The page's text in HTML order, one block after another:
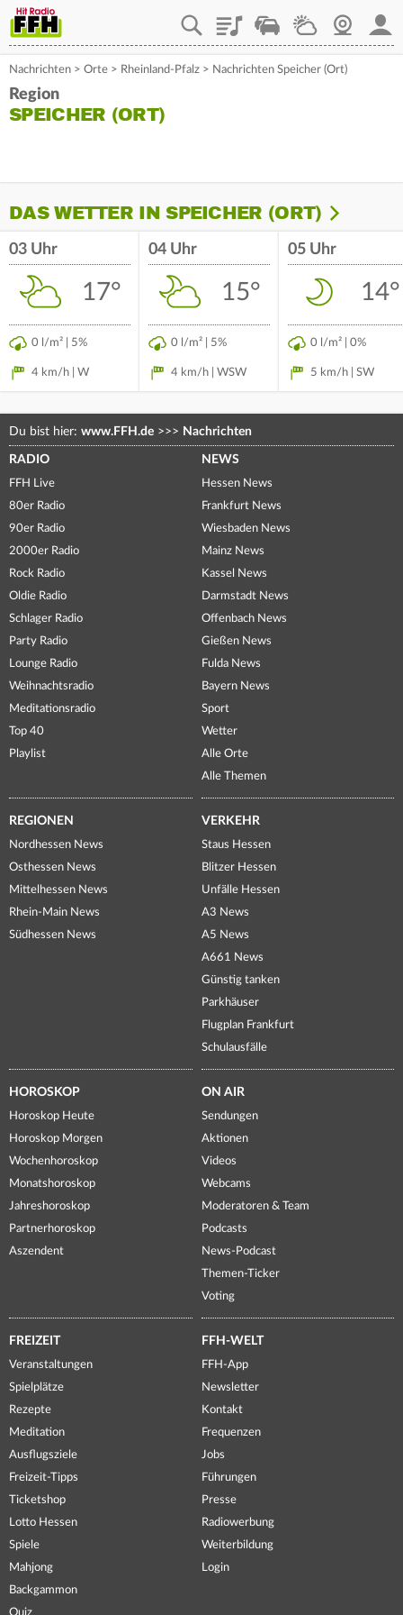
PlaylistStaupilotWetterWebcam
Nachrichten > Orte > Rheinland-Pfalz > Nachrichten Speicher (Ort)
Region
SPEICHER (ORT)
DAS WETTER IN SPEICHER (ORT)
03 Uhr
17°
0 l/m² | 5%
4 km/h | W
04 Uhr
15°
0 l/m² | 5%
4 km/h | WSW
05 Uhr
14°
0 l/m² | 0%
5 km/h | SW
Du bist hier: www.FFH.de >>> Nachrichten
RADIO
FFH Live
80er Radio
90er Radio
2000er Radio
Rock Radio
Oldie Radio
Schlager Radio
Party Radio
Lounge Radio
Weihnachtsradio
Meditationsradio
Top 40
Playlist
NEWS
Hessen News
Frankfurt News
Wiesbaden News
Mainz News
Kassel News
Darmstadt News
Offenbach News
Gießen News
Fulda News
Bayern News
Sport
Wetter
Alle Orte
Alle Themen
REGIONEN
Nordhessen News
Osthessen News
Mittelhessen News
Rhein-Main News
Südhessen News
VERKEHR
Staus Hessen
Blitzer Hessen
Unfälle Hessen
A3 News
A5 News
A661 News
Günstig tanken
Parkhäuser
Flugplan Frankfurt
Schulausfälle
HOROSKOP
Horoskop Heute
Horoskop Morgen
Wochenhoroskop
Monatshoroskop
Jahreshoroskop
Partnerhoroskop
Aszendent
ON AIR
Sendungen
Aktionen
Videos
Webcams
Moderatoren & Team
Podcasts
News-Podcast
Themen-Ticker
Voting
FREIZEIT
Veranstaltungen
Spielplätze
Rezepte
Meditation
Ausflugsziele
Freizeit-Tipps
Ticketshop
Lotto Hessen
Spiele
Mahjong
Backgammon
FFH-WELT
FFH-App
Newsletter
Kontakt
Frequenzen
Jobs
Führungen
Presse
Radiowerbung
Weiterbildung
Login